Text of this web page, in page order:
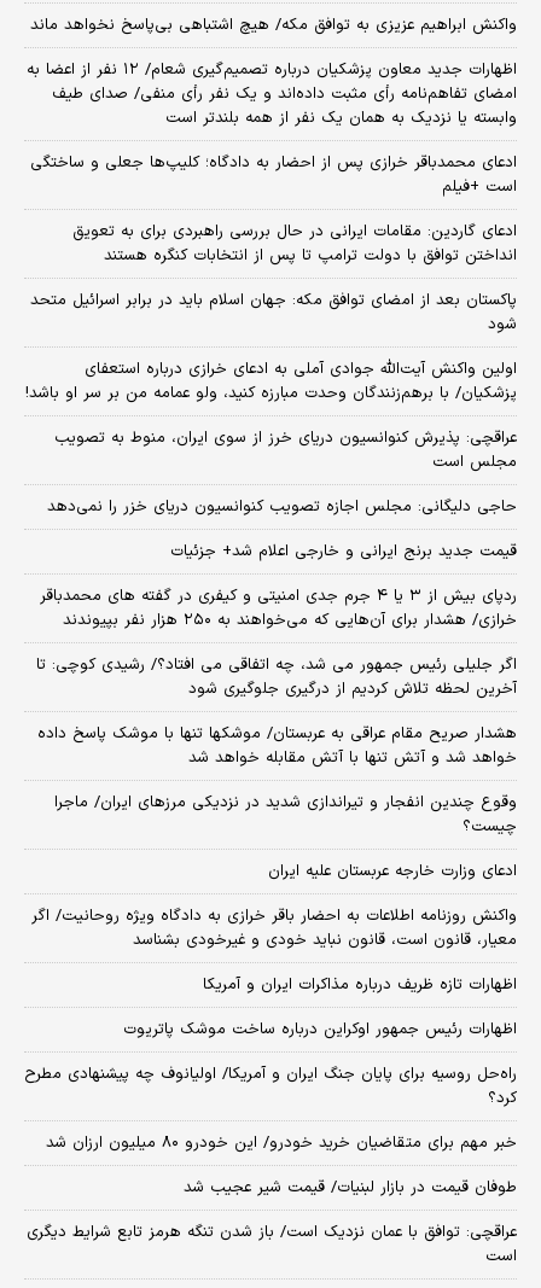
واکنش ابراهیم عزیزی به توافق مکه/ هیچ اشتباهی بی‌پاسخ نخواهد ماند
اظهارات جدید معاون پزشکیان درباره تصمیم‌گیری شعام/ ۱۲ نفر از اعضا به
امضای تفاهم‌نامه رأی مثبت داده‌اند و یک نفر رأی منفی/ صدای طیف
وابسته یا نزدیک به همان یک نفر از همه بلندتر است
ادعای محمدباقر خرازی پس از احضار به دادگاه؛ کلیپ‌ها جعلی و ساختگی
است +فیلم
ادعای گاردین: مقامات ایرانی در حال بررسی راهبردی برای به تعویق
انداختن توافق با دولت ترامپ تا پس از انتخابات کنگره هستند
پاکستان بعد از امضای توافق مکه: جهان اسلام باید در برابر اسرائیل متحد
شود
اولین واکنش آیت‌الله جوادی آملی به ادعای خرازی درباره استعفای
پزشکیان/ با برهم‌زنندگان وحدت مبارزه کنید، ولو عمامه من بر سر او باشد!
عراقچی: پذیرش کنوانسیون دریای خرز از سوی ایران، منوط به تصویب
مجلس است
حاجی دلیگانی: مجلس اجازه تصویب کنوانسیون دریای خزر را نمی‌دهد
قیمت جدید برنج ایرانی و خارجی اعلام شد+ جزئیات
ردپای بیش از ۳ یا ۴ جرم جدی امنیتی و کیفری در گفته های محمدباقر
خرازی/ هشدار برای آن‌هایی که می‌خواهند به ۲۵۰ هزار نفر بپیوندند
اگر جلیلی رئیس جمهور می شد، چه اتفاقی می افتاد؟/ رشیدی کوچی: تا
آخرین لحظه تلاش کردیم از درگیری جلوگیری شود
هشدار صریح مقام عراقی به عربستان/ موشکها تنها با موشک پاسخ داده
خواهد شد و آتش تنها با آتش مقابله خواهد شد
وقوع چندین انفجار و تیراندازی شدید در نزدیکی مرز‌های ایران/ ماجرا
چیست؟
ادعای وزارت خارجه عربستان علیه ایران
واکنش روزنامه اطلاعات به احضار باقر خرازی به دادگاه ویژه روحانیت/ اگر
معیار، قانون است، قانون نباید خودی و غیرخودی بشناسد
اظهارات تازه ظریف درباره مذاکرات ایران و آمریکا
اظهارات رئیس جمهور اوکراین درباره ساخت موشک پاتریوت
راه‌حل روسیه برای پایان جنگ ایران و آمریکا/ اولیانوف چه پیشنهادی مطرح
کرد؟
خبر مهم برای متقاضیان خرید خودرو/ این خودرو ۸۰ میلیون ارزان شد
طوفان قیمت در بازار لبنیات/ قیمت شیر عجیب شد
عراقچی: توافق با عمان نزدیک است/ باز شدن تنگه هرمز تابع شرایط دیگری
است